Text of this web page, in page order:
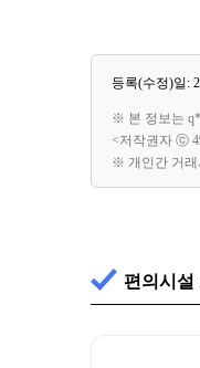
등록(수정)일:
※ 본 정보는
<저작권자 ⓒ
※ 개인간 거래
편의시설